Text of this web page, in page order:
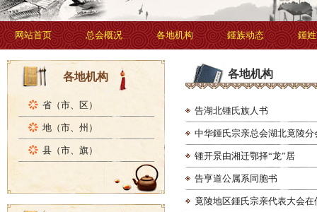
网站首页 总会概况 各地机构 鍾族动态 鍾
各地机构
省（市、区）
地（市、州）
县（市、旗）
各地机构
告湖北锺氏族人书
中华鍾氏宗亲总会湖北竟陵分
锺开景由湘迁鄂择“龙”居
告亨道公属系同胞书
竟陵地区鍾氏宗亲代表大会